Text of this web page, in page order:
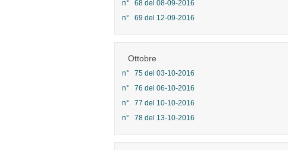
n° 68 del 08-09-2016
n° 69 del 12-09-2016
Ottobre
n° 75 del 03-10-2016
n° 76 del 06-10-2016
n° 77 del 10-10-2016
n° 78 del 13-10-2016